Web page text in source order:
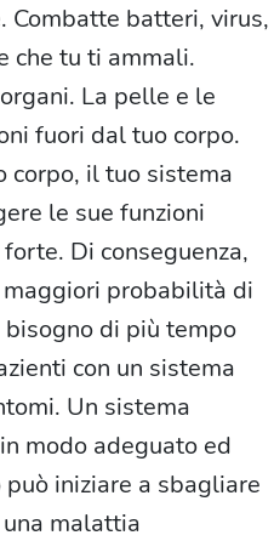
batteri, virus,
che tu ti ammali.
La pelle e le
fuori dal tuo corpo.
corpo, il tuo sistema
le sue funzioni
Di conseguenza,
probabilità di
di più tempo
con un sistema
Un sistema
modo adeguato ed
iniziare a sbagliare
malattia